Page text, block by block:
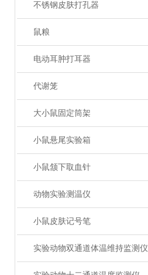
不锈钢皮肤打孔器
鼠粮
电动耳肿打耳器
代谢笼
大小鼠固定筒架
小鼠悬尾实验箱
小鼠颔下取血针
动物实验测温仪
小鼠皮肤记号笔
实验动物双通道体温维持监测仪